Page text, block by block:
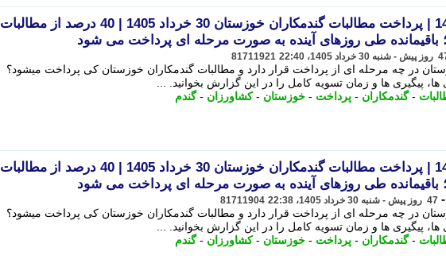
قیمت گندم 1405 | پرداخت مطالبات گندمکاران خوزستان 30 خرداد 1405 | 40 درصد از مطالبات
باقیمانده طی روزهای آینده به صورت مرحله ای پرداخت می شود
30 خرداد 1405، 22:40 81711921
در چه مرحله ای از پرداخت قرار دارد و مطالبات گندمکاران خوزستان کی پرداخت میشود؟
پیگیری ها و زمان تسویه کامل را در این گزارش بخوانید. ...
-گندمکاران - پرداخت - خوزستان -کشاورزان -گندم
قیمت گندم 1405 | پرداخت مطالبات گندمکاران خوزستان 30 خرداد 1405 | 40 درصد از مطالبات
باقیمانده طی روزهای آینده به صورت مرحله ای پرداخت می شود
- 47 روز پیش - شنبه 30 خرداد 1405، 22:38 81711904
در چه مرحله ای از پرداخت قرار دارد و مطالبات گندمکاران خوزستان کی پرداخت میشود؟
پیگیری ها و زمان تسویه کامل را در این گزارش بخوانید. ...
-گندمکاران - پرداخت - خوزستان -کشاورزان -گندم